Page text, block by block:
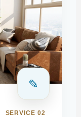
✎
SERVICE 02